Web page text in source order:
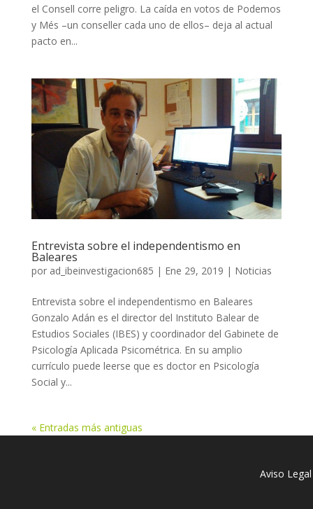
el Consell corre peligro. La caída en votos de Podemos
y Més –un conseller cada uno de ellos– deja al actual
pacto en...
Entrevista sobre el independentismo en
Baleares
por ad_ibeinvestigacion685 | Ene 29, 2019 | Noticias
Entrevista sobre el independentismo en Baleares
Gonzalo Adán es el director del Instituto Balear de
Estudios Sociales (IBES) y coordinador del Gabinete de
Psicología Aplicada Psicométrica. En su amplio
currículo puede leerse que es doctor en Psicología
Social y...
« Entradas más antiguas
Aviso Legal